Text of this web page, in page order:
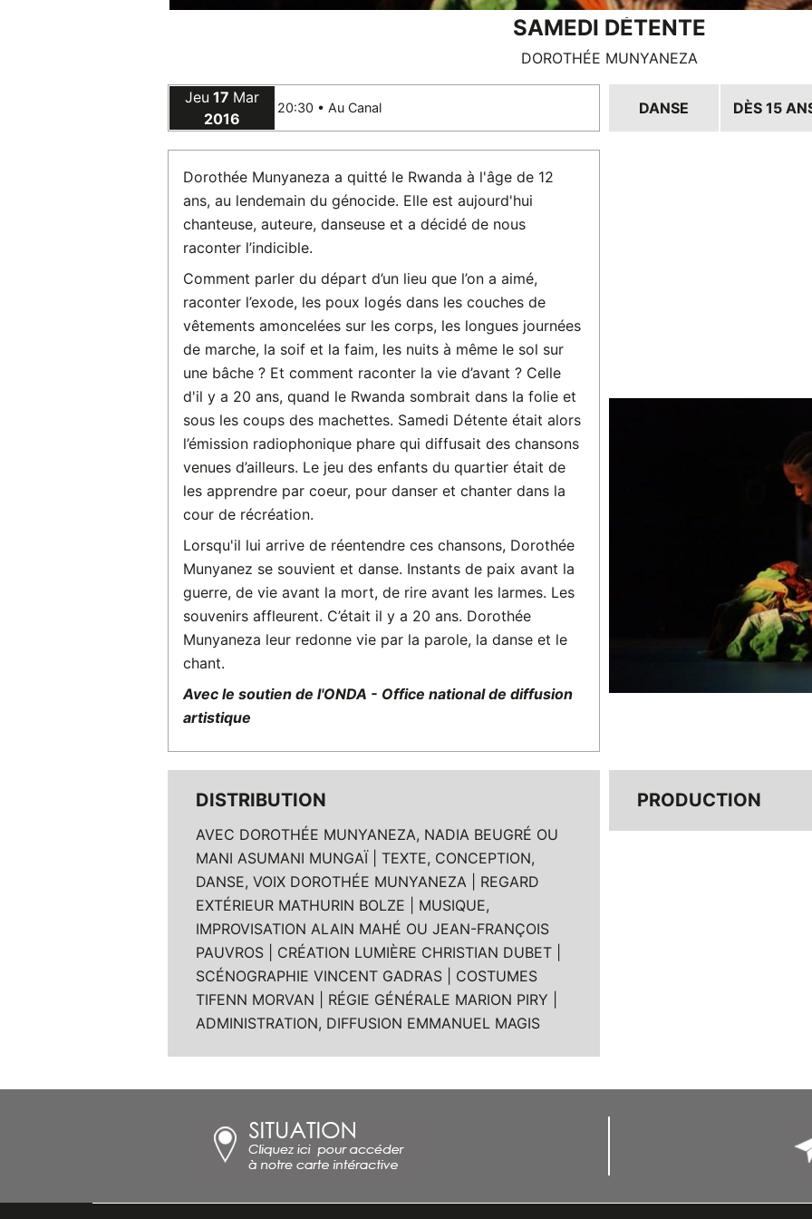
SAMEDI DÉTENTE
DOROTHÉE MUNYANEZA
Jeu 17 Mar
2016
20:30 • Au Canal DANSE DÈS 15
Dorothée Munyaneza a quitté le Rwanda à l'âge de 12
ans, au lendemain du génocide. Elle est aujourd'hui
chanteuse, auteure, danseuse et a décidé de nous
raconter l’indicible.
Comment parler du départ d’un lieu que l’on a aimé,
raconter l’exode, les poux logés dans les couches de
vêtements amoncelées sur les corps, les longues journées
de marche, la soif et la faim, les nuits à même le sol sur
une bâche ? Et comment raconter la vie d’avant ? Celle
d'il y a 20 ans, quand le Rwanda sombrait dans la folie et
sous les coups des machettes. Samedi Détente était alors
l’émission radiophonique phare qui diffusait des chansons
venues d’ailleurs. Le jeu des enfants du quartier était de
les apprendre par coeur, pour danser et chanter dans la
cour de récréation.
Lorsqu'il lui arrive de réentendre ces chansons, Dorothée
Munyanez se souvient et danse. Instants de paix avant la
guerre, de vie avant la mort, de rire avant les larmes. Les
souvenirs affleurent. C’était il y a 20 ans. Dorothée
Munyaneza leur redonne vie par la parole, la danse et le
chant.
Avec le soutien de l'ONDA - Office national de diffusion
artistique
DISTRIBUTION
AVEC DOROTHÉE MUNYANEZA, NADIA BEUGRÉ OU
MANI ASUMANI MUNGAÏ | TEXTE, CONCEPTION,
DANSE, VOIX DOROTHÉE MUNYANEZA | REGARD
EXTÉRIEUR MATHURIN BOLZE | MUSIQUE,
IMPROVISATION ALAIN MAHÉ OU JEAN-FRANÇOIS
PAUVROS | CRÉATION LUMIÈRE CHRISTIAN DUBET |
SCÉNOGRAPHIE VINCENT GADRAS | COSTUMES
TIFENN MORVAN | RÉGIE GÉNÉRALE MARION PIRY |
ADMINISTRATION, DIFFUSION EMMANUEL MAGIS
PRODUCTION